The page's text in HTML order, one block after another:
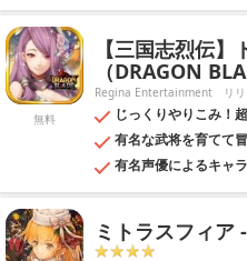
無料
【三国志烈伝
（DRAGON
Regina Entertainment リ
じっくりやりこみ！
有名な武将を育てて
有名声優によるキャ
ミトラスフィア